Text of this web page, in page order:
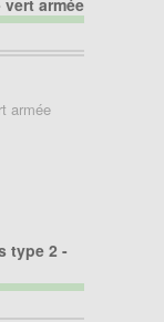
armée